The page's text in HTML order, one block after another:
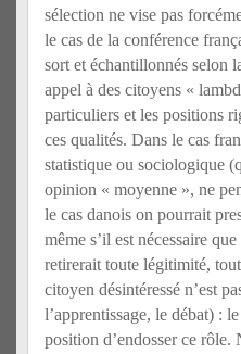
sélection ne vise pas
le cas de la conférence
sort et échantillonnés selon
appel à des citoyens «
particuliers et les positions
ces qualités. Dans le cas
statistique ou sociologique
opinion « moyenne », ne
le cas danois on pourrait
même s’il est nécessaire
retirerait toute légitimité,
citoyen désintéressé n’est
l’apprentissage, le débat) :
position d’endosser ce rôle.